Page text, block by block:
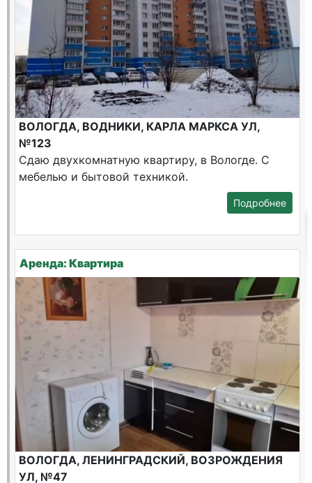
ВОЛОГДА, ВОДНИКИ, КАРЛА МАРКСА УЛ,
№123
Сдаю двухкомнатную квартиру, в Вологде. С
мебелью и бытовой техникой.
Подробнее
Аренда: Квартира
ВОЛОГДА, ЛЕНИНГРАДСКИЙ, ВОЗРОЖДЕНИЯ
УЛ, №47